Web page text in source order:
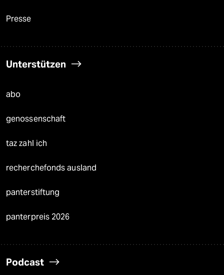
Presse
Unterstützen
abo
genossenschaft
taz zahl ich
recherchefonds ausland
panterstiftung
panterpreis 2026
Podcast